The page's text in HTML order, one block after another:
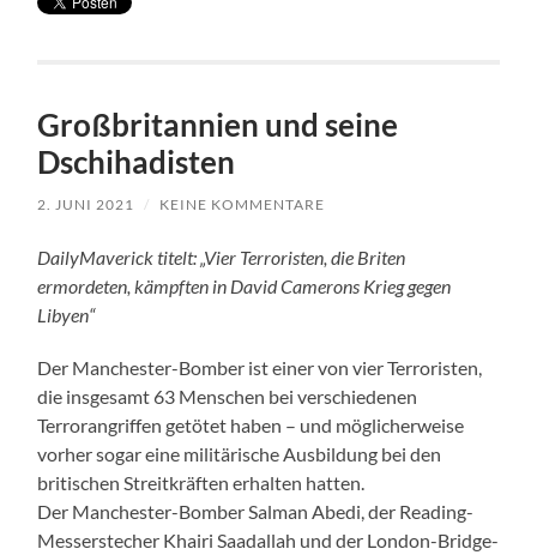
Großbritannien und seine
Dschihadisten
2. JUNI 2021 / KEINE KOMMENTARE
DailyMaverick titelt: „Vier Terroristen, die Briten
ermordeten, kämpften in David Camerons Krieg gegen
Libyen“
Der Manchester-Bomber ist einer von vier Terroristen,
die insgesamt 63 Menschen bei verschiedenen
Terrorangriffen getötet haben – und möglicherweise
vorher sogar eine militärische Ausbildung bei den
britischen Streitkräften erhalten hatten.
Der Manchester-Bomber Salman Abedi, der Reading-
Messerstecher Khairi Saadallah und der London-Bridge-